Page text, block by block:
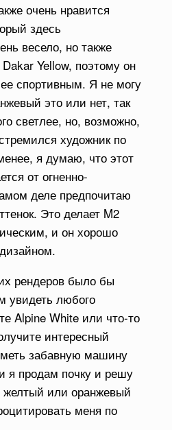
очень нравится
здесь
весело, но также
Yellow, поэтому он
спортивным. Я не могу
это или нет, так
светлее, но, возможно,
художник по
я думаю, что этот
от огненно-
деле предпочитаю
Это делает M2
и он хорошо
рендеров было бы
увидеть любого
Alpine White или что-то
интересный
забавную машину
я продам почку и решу
желтый или оранжевый
меня по